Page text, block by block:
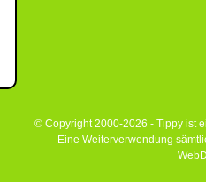
© Copyright 2000-2026 - Tippy ist
Eine Weiterverwendung